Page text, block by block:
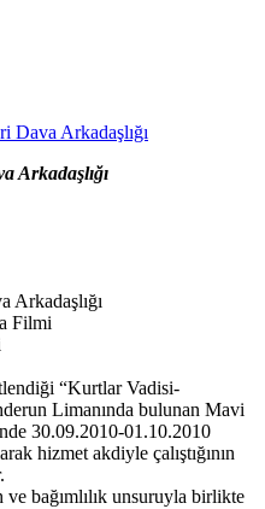
Dava Arkadaşlığı
Arkadaşlığı
Arkadaşlığı
Filmi
“Kurtlar Vadisi-
Limanında bulunan Mavi
30.09.2010-01.10.2010
hizmet akdiyle çalıştığının
bağımlılık unsuruyla birlikte